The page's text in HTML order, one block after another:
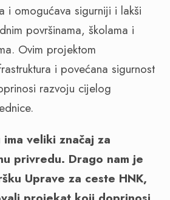
i omogućava sigurniji i lakši
površinama, školama i
Ovim projektom
i povećana sigurnost
razvoju cijelog
veliki značaj za
privredu. Drago nam je
Uprave za ceste HNK,